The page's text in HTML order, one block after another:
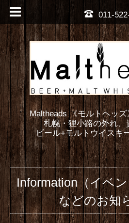
011-
Maltheads 《モルトヘッ
札幌・狸小路の外れ、
ビール+モルトウイスキ
Information（イベ
などのお知